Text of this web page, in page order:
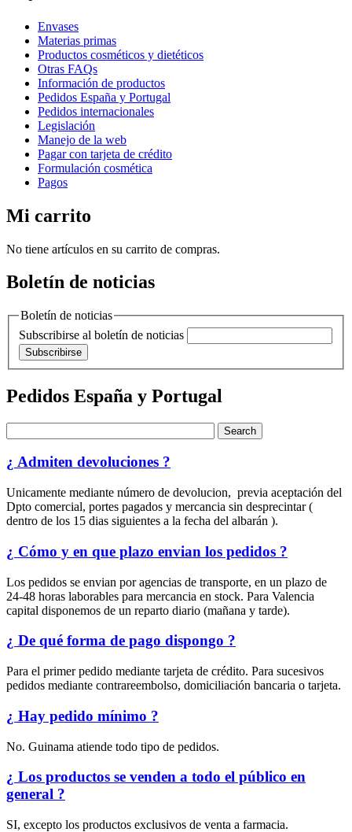
Envases
Materias primas
Productos cosméticos y dietéticos
Otras FAQs
Información de productos
Pedidos España y Portugal
Pedidos internacionales
Legislación
Manejo de la web
Pagar con tarjeta de crédito
Formulación cosmética
Pagos
Mi carrito
No tiene artículos en su carrito de compras.
Boletín de noticias
Boletín de noticias
Subscribirse al boletín de noticias
Subscribirse
Pedidos España y Portugal
Search
¿ Admiten devoluciones ?
Unicamente mediante número de devolucion, previa aceptación del
Dpto comercial, portes pagados y mercancia sin desprecintar (
dentro de los 15 dias siguientes a la fecha del albarán ).
¿ Cómo y en que plazo envian los pedidos ?
Los pedidos se envian por agencias de transporte, en un plazo de
24-48 horas laborables para mercancia en stock. Para Valencia
capital disponemos de un reparto diario (mañana y tarde).
¿ De qué forma de pago dispongo ?
Para el primer pedido mediante tarjeta de crédito. Para sucesivos
pedidos mediante contrareembolso, domiciliación bancaria o tarjeta.
¿ Hay pedido mínimo ?
No. Guinama atiende todo tipo de pedidos.
¿ Los productos se venden a todo el público en
general ?
SI, excepto los productos exclusivos de venta a farmacia.